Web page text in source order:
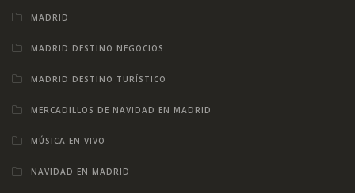
MADRID
MADRID DESTINO NEGOCIOS
MADRID DESTINO TURÍSTICO
MERCADILLOS DE NAVIDAD EN MADRID
MÚSICA EN VIVO
NAVIDAD EN MADRID